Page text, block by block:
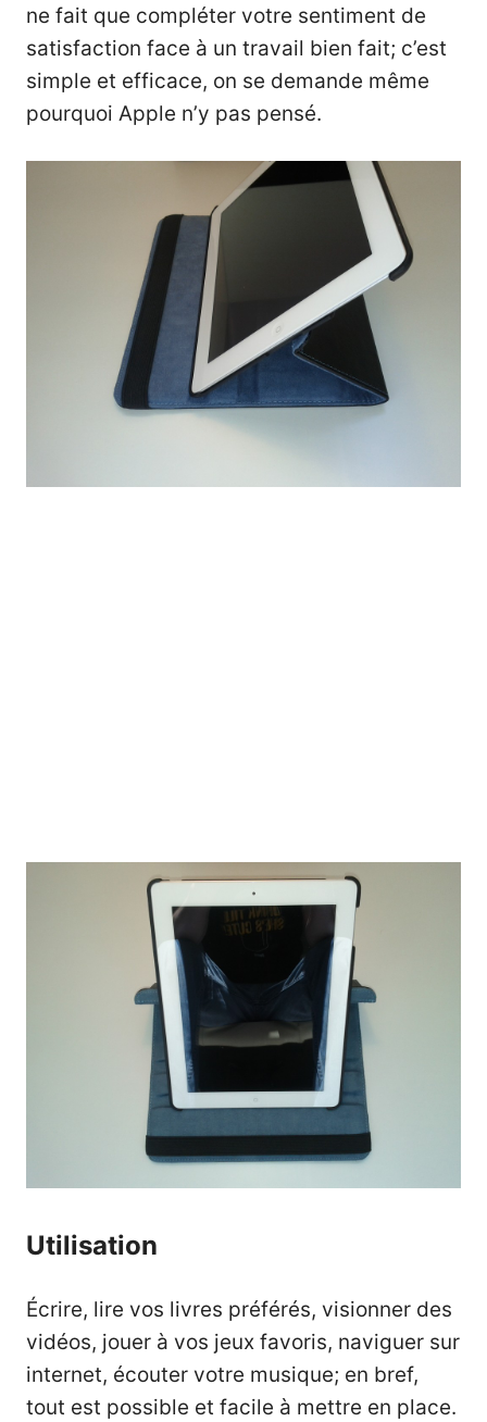
ne fait que compléter votre sentiment de
satisfaction face à un travail bien fait; c’est
simple et efficace, on se demande même
pourquoi Apple n’y pas pensé.
Utilisation
Écrire, lire vos livres préférés, visionner des
vidéos, jouer à vos jeux favoris, naviguer sur
internet, écouter votre musique; en bref,
tout est possible et facile à mettre en place.